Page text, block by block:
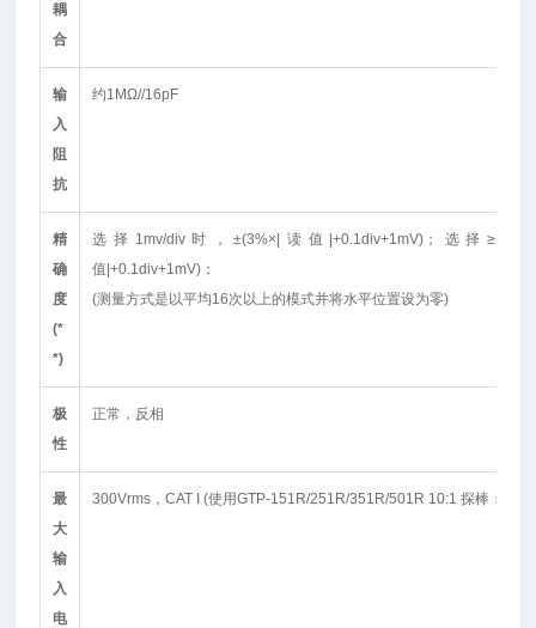
耦
合
输
入
阻
抗
约1MΩ//16pF
精
确
度
(*
*)
选择1mv/div时，±(3%×|读值|+0.1div+1mV)；选择
值|+0.1div+1mV)；
(测量方式是以平均16次以上的模式并将水平位置设为零)
极
性
正常，反相
最
大
输
入
电
300Vrms，CAT I (使用GTP-151R/251R/351R/501R 10:1 探棒：